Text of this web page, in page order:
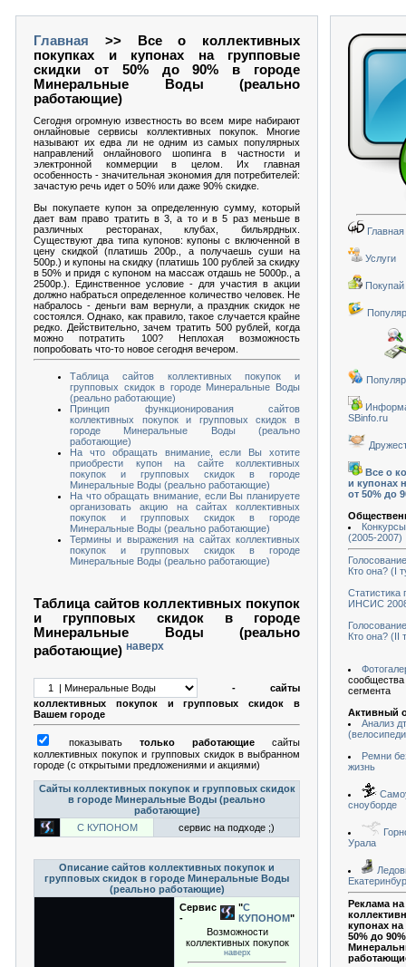
Главная >> Все о коллективных
покупках и купонах на групповые
скидки от 50% до 90% в городе
Минеральные Воды (реально
работающие)
Сегодня огромную известность во всем мире набирают
онлайновые сервисы коллективных покупок. Многие
называют их едва ли не одним из самых популярных
направлений онлайнового шопинга в частности и
электронной коммерции в целом. Их главная
особенность - значительная экономия для потребителей:
зачастую речь идет о 50% или даже 90% скидке.
Вы покупаете купон за определенную сумму, который
дает вам право тратить в 3, а то и в 5 раз меньше в
различных ресторанах, клубах, бильярдных.
Существуют два типа купонов: купоны с включенной в
цену скидкой (платишь 200р., а получаешь суши на
500р.) и купоны на скидку (платишь 100 рублей за скидку
в 50% и придя с купоном на массаж отдашь не 5000р., а
2500р.). Единственное условие - для участия в акции
должно набраться определенное количество человек. Не
набралось - деньги вам вернули, а праздник скидок не
состоялся. Однако, как правило, такое случается крайне
редко. Действительно, зачем тратить 500 рублей, когда
можно потратить 100? Неплохая возможность
попробовать что-то новое сегодня вечером.
Таблица сайтов коллективных покупок и
групповых скидок в городе Минеральные Воды
(реально работающие)
Принцип функционирования сайтов
коллективных покупок и групповых скидок в
городе Минеральные Воды (реально
работающие)
На что обращать внимание, если Вы хотите
приобрести купон на сайте коллективных
покупок и групповых скидок в городе
Минеральные Воды (реально работающие)
На что обращать внимание, если Вы планируете
организовать акцию на сайтах коллективных
покупок и групповых скидок в городе
Минеральные Воды (реально работающие)
Термины и выражения на сайтах коллективных
покупок и групповых скидок в городе
Минеральные Воды (реально работающие)
Таблица сайтов коллективных покупок
и групповых скидок в городе
Минеральные Воды (реально
работающие) наверх
- сайты
коллективных покупок и групповых скидок в
Вашем городе
показывать только работающие сайты
коллективных покупок и групповых скидок в выбранном
городе (с открытыми предложениями и акциями)
Сайты коллективных покупок и групповых скидок
в городе Минеральные Воды (реально
работающие)
С КУПОНОМ
сервис на подходе ;)
Описание сайтов коллективных покупок и
групповых скидок в городе Минеральные Воды
(реально работающие)
Сервис
-
"С
КУПОНОМ"
Возможности
коллективных покупок
наверх
Главная
Услуги
SBinfo.ru
Все о
и купонах
от 50% до
(2005-2007)
Кто она? (I
Статистика
ИНСИС
Кто она? (II
сегмента
Активный
Анализ
Ремни
жизнь
сноуборде
Урала
Реклама
купонах
50% до